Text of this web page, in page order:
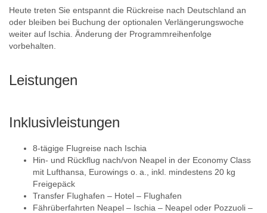
Heute treten Sie entspannt die Rückreise nach Deutschland an
oder bleiben bei Buchung der optionalen Verlängerungswoche
weiter auf Ischia. Änderung der Programmreihenfolge
vorbehalten.
Leistungen
Inklusivleistungen
8-tägige Flugreise nach Ischia
Hin- und Rückflug nach/von Neapel in der Economy Class
mit Lufthansa, Eurowings o. a., inkl. mindestens 20 kg
Freigepäck
Transfer Flughafen – Hotel – Flughafen
Fährüberfahrten Neapel – Ischia – Neapel oder Pozzuoli –